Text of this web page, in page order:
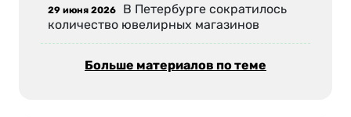
29 июня 2026 В Петербурге сократилось
количество ювелирных магазинов
Больше материалов по теме